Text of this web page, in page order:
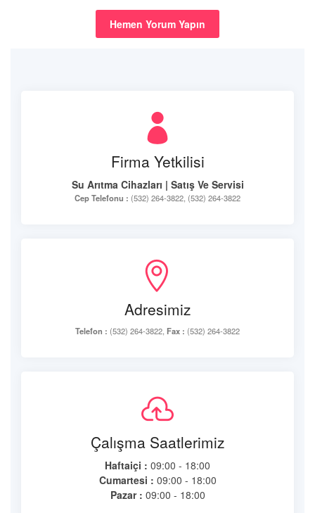
Hemen Yorum Yapın
Firma Yetkilisi
Su Arıtma Cihazları | Satış Ve Servisi
Cep Telefonu : (532) 264-3822, (532) 264-3822
Adresimiz
Telefon : (532) 264-3822, Fax : (532) 264-3822
Çalışma Saatlerimiz
Haftaiçi : 09:00 - 18:00
Cumartesi : 09:00 - 18:00
Pazar : 09:00 - 18:00